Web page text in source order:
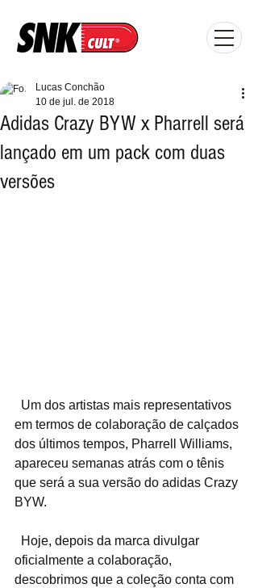
Adidas Crazy BYW x Pharrell será
lançado em um pack com duas
versões
Lucas Conchão
10 de jul. de 2018
em termos de colaboração de calçados
dos últimos tempos, Pharrell Williams,
apareceu semanas atrás com o tênis
que será a sua versão do adidas Crazy
BYW.
oficialmente a colaboração,
descobrimos que a coleção conta com